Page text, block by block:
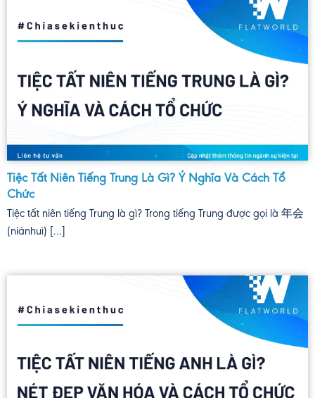
Tiệc Tất Niên Tiếng Trung Là Gì? Ý Nghĩa Và Cách Tổ
Chức
Tiệc tất niên tiếng Trung là gì? Trong tiếng Trung được gọi là 年会
(niánhuì) [...]